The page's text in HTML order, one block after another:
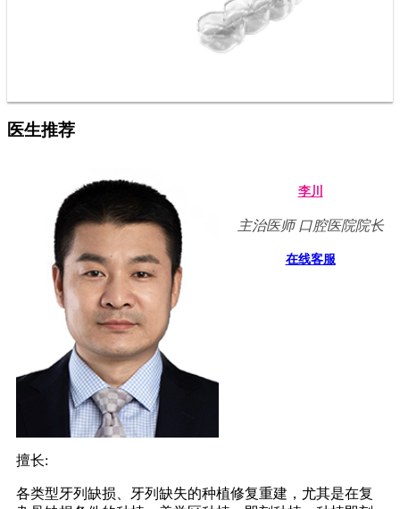
医生推荐
李川
主治医师 口腔医院院长
在线客服
擅长:
各类型牙列缺损、牙列缺失的种植修复重建，尤其是在复